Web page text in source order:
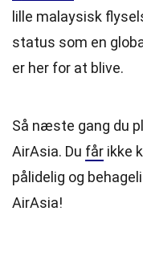
lille malaysisk
status som en
er her for at blive.
Så næste gang du
AirAsia. Du får ikke
pålidelig og
AirAsia!